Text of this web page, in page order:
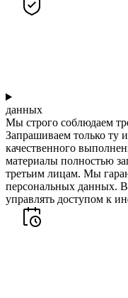
данных
Мы строго соблюдаем
Запрашиваем только ту
качественного
материалы полностью
третьим лицам. Мы
персональных данных.
управлять доступом к